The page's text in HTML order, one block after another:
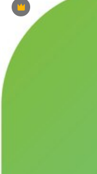
Premium